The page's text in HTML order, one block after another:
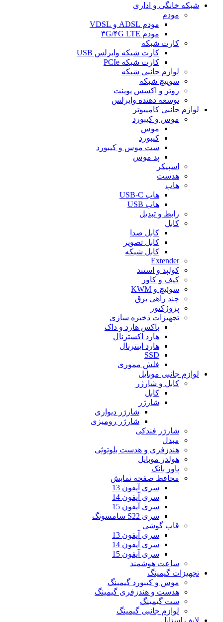
شبکه خانگی و اداری
مودم
مودم ADSL و VDSL
مودم ۳G/۴G LTE
کارت شبکه
کارت شبکه وایرلس USB
کارت شبکه PCIe
لوازم جانبی شبکه
سوییچ شبکه
روتر و اکسس پوینت
توسعه دهنده وایرلس
لوازم جانبی کامپیوتر
موس و کیبورد
موس
کیبورد
ست موس و کیبورد
پد موس
اسپیکر
هدست
هاب
هاب USB-C
هاب USB
رابط و تبدیل
کابل
کابل صدا
کابل تصویر
کابل شبکه
Extender
کولپد و استند
کیف و کاور
سوئیچ و KWM
چند راهی برق
پروژکتور
تجهیزات ذخیره سازی
باکس هارد و داک
هارد اکسترنال
هارد اینترنال
SSD
فلش مموری
لوازم جانبی موبایل
کابل و شارژر
کابل
شارژر
شارژر دیواری
شارژر رومیزی
شارژر فندکی
مبدل
هندزفری و هدست بلوتوثی
هولدر موبایل
پاور بانک
محافظ صفحه نمایش
سری آیفون 13
سری آیفون 14
سری آیفون 15
سری S22 سامسونگ
قاب گوشی
سری آیفون 13
سری آیفون 14
سری آیفون 15
ساعت هوشمند
تجهیزات گیمینگ
موس و کیبورد گیمینگ
هدست و هندزفری گیمینگ
ست گیمینگ
لوازم جانبی گیمینگ
لایف استایل